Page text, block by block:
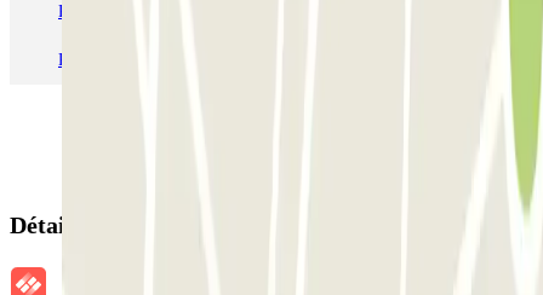
Parking Aéroport Roland Garros La Réunion P4 Longue Durée
Parking Aéroport Barcelone
Détails de la réservation